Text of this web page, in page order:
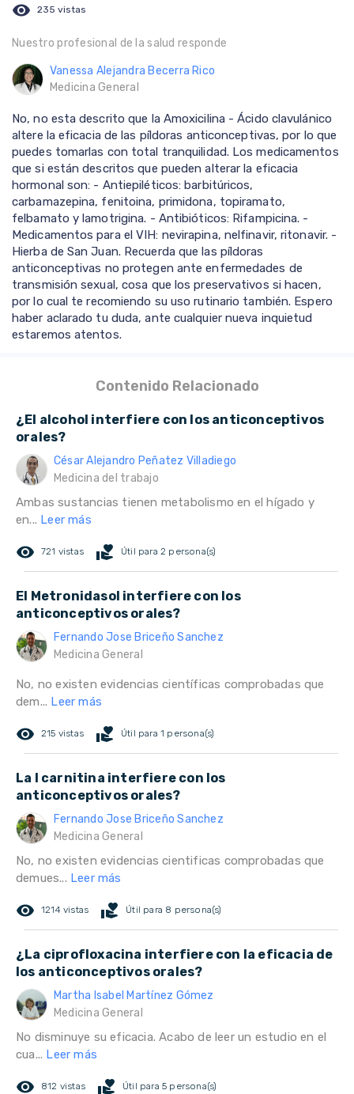
visibility 235 vistas
Nuestro profesional de la salud responde
Vanessa Alejandra Becerra Rico
Medicina General
No, no esta descrito que la Amoxicilina - Ácido clavulánico
altere la eficacia de las píldoras anticonceptivas, por lo que
puedes tomarlas con total tranquilidad. Los medicamentos
que si están descritos que pueden alterar la eficacia
hormonal son: - Antiepiléticos: barbitúricos,
carbamazepina, fenitoina, primidona, topiramato,
felbamato y lamotrigina. - Antibióticos: Rifampicina. -
Medicamentos para el VIH: nevirapina, nelfinavir, ritonavir. -
Hierba de San Juan. Recuerda que las píldoras
anticonceptivas no protegen ante enfermedades de
transmisión sexual, cosa que los preservativos si hacen,
por lo cual te recomiendo su uso rutinario también. Espero
haber aclarado tu duda, ante cualquier nueva inquietud
estaremos atentos.
Contenido Relacionado
¿El alcohol interfiere con los anticonceptivos
orales?
César Alejandro Peñatez Villadiego
Medicina del trabajo
Ambas sustancias tienen metabolismo en el hígado y
en... Leer más
remove_red_eye 721 vistas volunteer_activism Útil para 2 persona(s)
El Metronidasol interfiere con los
anticonceptivos orales?
Fernando Jose Briceño Sanchez
Medicina General
No, no existen evidencias científicas comprobadas que
dem... Leer más
remove_red_eye 215 vistas volunteer_activism Útil para 1 persona(s)
La l carnitina interfiere con los
anticonceptivos orales?
Fernando Jose Briceño Sanchez
Medicina General
No, no existen evidencias cientificas comprobadas que
demues... Leer más
remove_red_eye 1214 vistas volunteer_activism Útil para 8 persona(s)
¿La ciprofloxacina interfiere con la eficacia de
los anticonceptivos orales?
Martha Isabel Martínez Gómez
Medicina General
No disminuye su eficacia. Acabo de leer un estudio en el
cua... Leer más
remove_red_eye 812 vistas volunteer_activism Útil para 5 persona(s)